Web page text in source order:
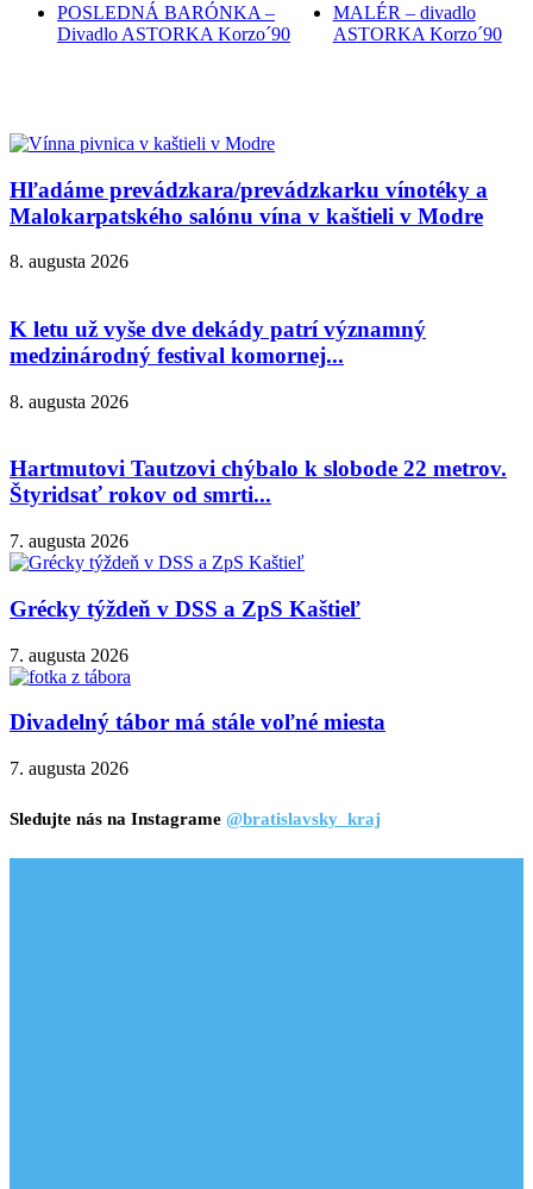
POSLEDNÁ BARÓNKA –
Divadlo ASTORKA Korzo´90
MALÉR – divadlo
ASTORKA Korzo´90
Hľadáme prevádzkara/prevádzkarku vínotéky a
Malokarpatského salónu vína v kaštieli v Modre
8. augusta 2026
K letu už vyše dve dekády patrí významný
medzinárodný festival komornej...
8. augusta 2026
Hartmutovi Tautzovi chýbalo k slobode 22 metrov.
Štyridsať rokov od smrti...
7. augusta 2026
Grécky týždeň v DSS a ZpS Kaštieľ
7. augusta 2026
Divadelný tábor má stále voľné miesta
7. augusta 2026
Sledujte nás na Instagrame @bratislavsky_kraj